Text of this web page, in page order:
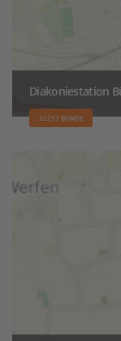
Diakoniestation
32257 BÜNDE